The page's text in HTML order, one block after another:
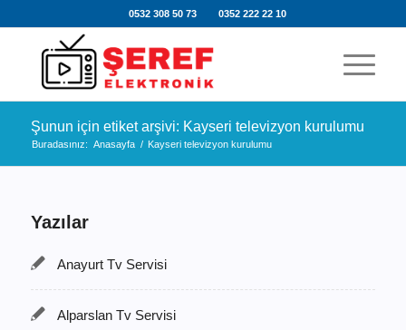
0532 308 50 73 0352 222 22 10
Şunun için etiket arşivi: Kayseri televizyon kurulumu
Buradasınız: Anasayfa / Kayseri televizyon kurulumu
Yazılar
Anayurt Tv Servisi
Alparslan Tv Servisi